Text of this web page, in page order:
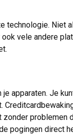
technologie. Niet
vele andere
apparaten. Je
problemen
pogingen direct